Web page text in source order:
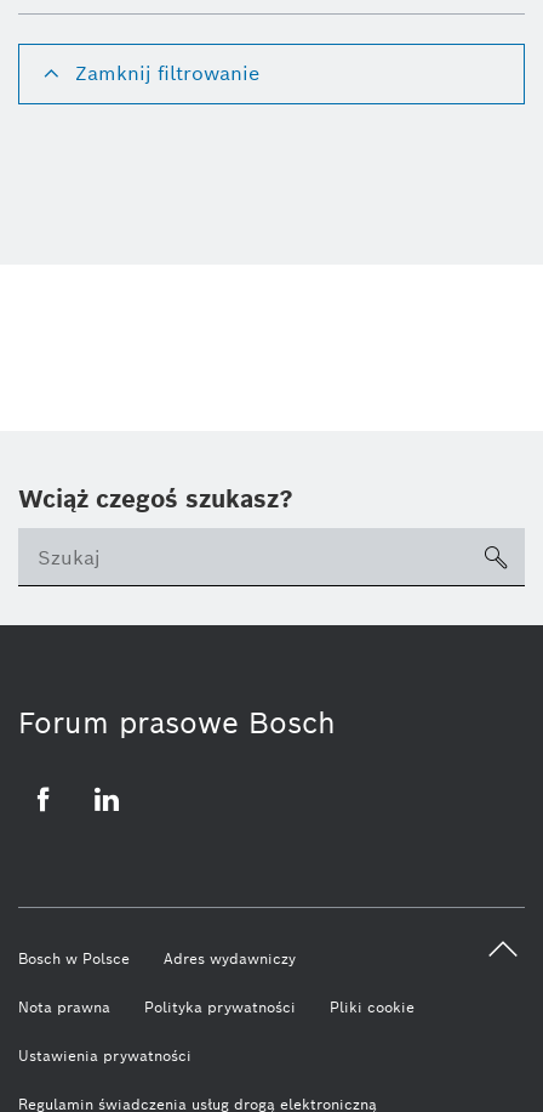
Zamknij filtrowanie
Wciąż czegoś szukasz?
Forum prasowe Bosch
Bosch w Polsce Adres wydawniczy
Nota prawna Polityka prywatności Pliki cookie
Ustawienia prywatności
Regulamin świadczenia usług drogą elektroniczną